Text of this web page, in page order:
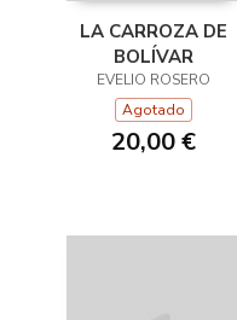
LA CARROZA DE
BOLÍVAR
EVELIO ROSERO
Agotado
20,00 €